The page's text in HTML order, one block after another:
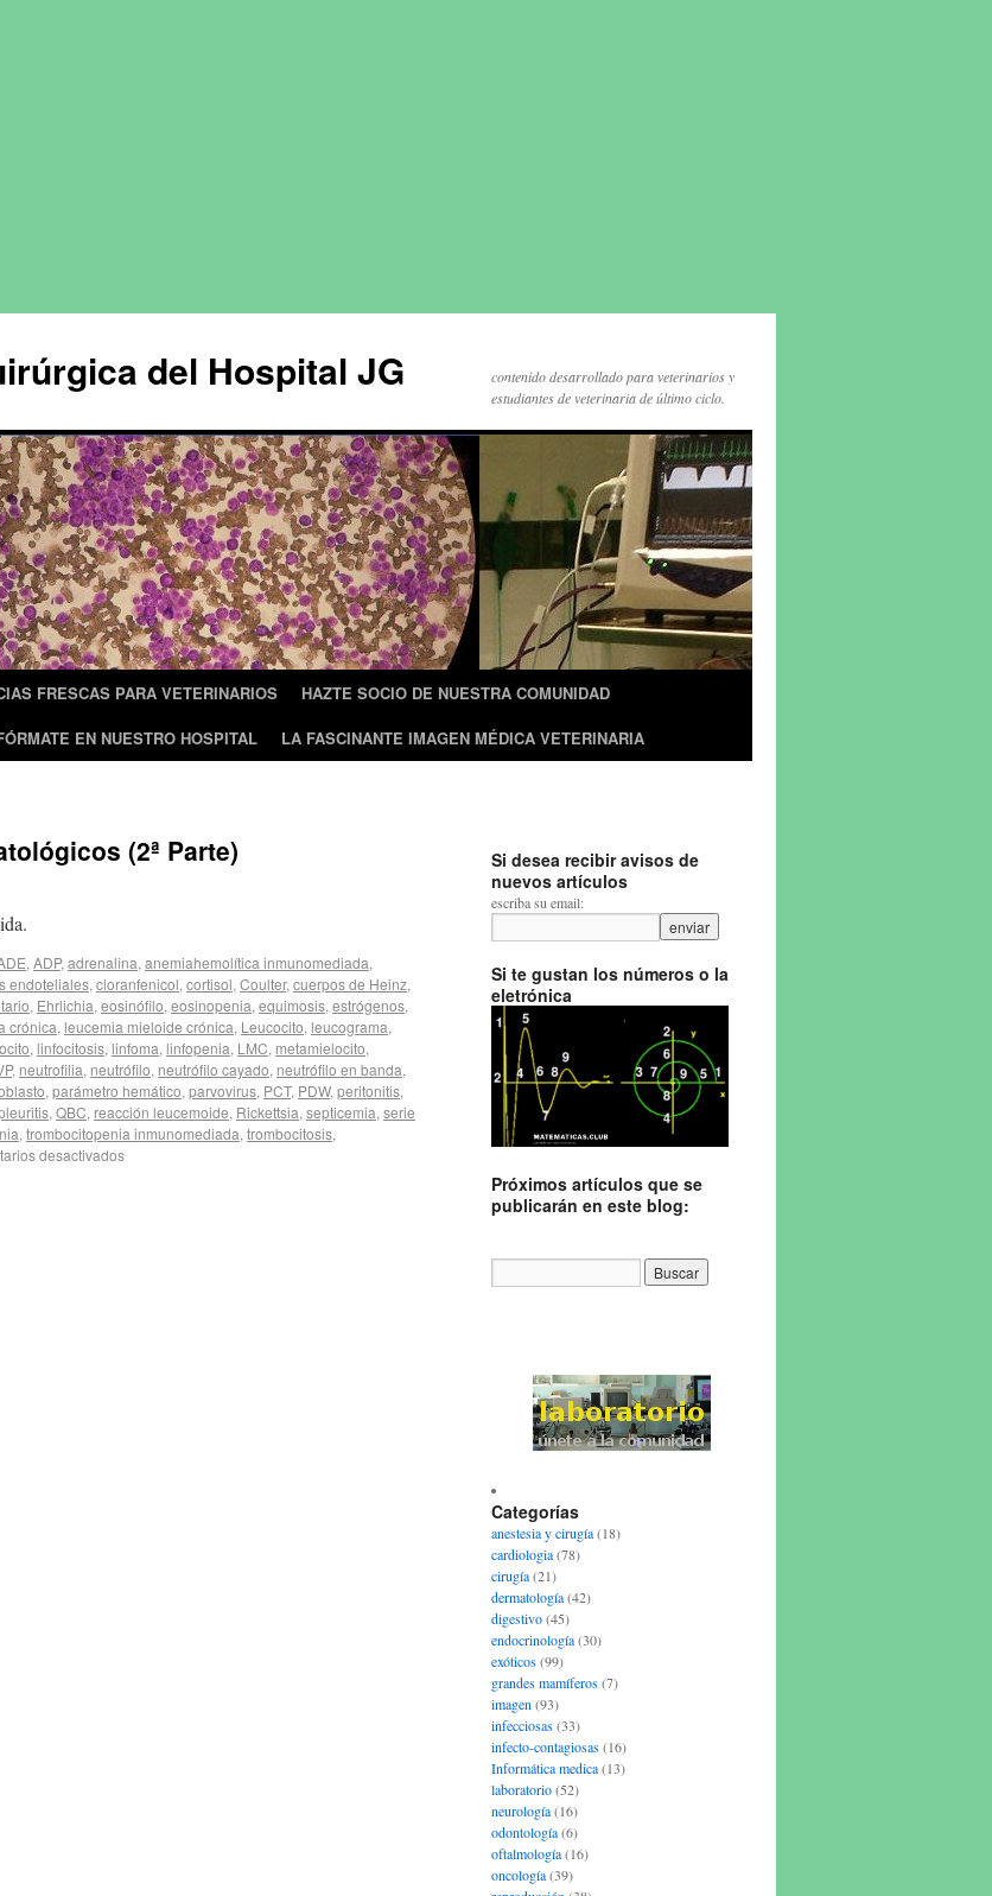
del Hospital JG
contenido desarrollado para veterinarios y
estudiantes de veterinaria de último ciclo.
FRESCAS PARA VETERINARIOS
HAZTE SOCIO DE NUESTRA COMUNIDAD
EN NUESTRO HOSPITAL LA FASCINANTE IMAGEN MÉDICA VETERINARIA
(2ª Parte)
, ADP, adrenalina, anemiahemolítica inmunomediada,
endoteliales, cloranfenicol, cortisol, Coulter, cuerpos de Heinz,
, Ehrlichia, eosinófilo, eosinopenia, equimosis, estrógenos,
crónica, leucemia mieloide crónica, Leucocito, leucograma,
, linfocitosis, linfoma, linfopenia, LMC, metamielocito,
, neutrofilia, neutrófilo, neutrófilo cayado, neutrófilo en banda,
, parámetro hemático, parvovirus, PCT, PDW, peritonitis,
, QBC, reacción leucemoide, Rickettsia, septicemia, serie
, trombocitopenia inmunomediada, trombocitosis,
desactivados
Si desea recibir avisos de
nuevos artículos
escriba su email:
Si te gustan los números o la
eletrónica
Próximos artículos que se
publicarán en este blog:
Categorías
anestesia y cirugía(18)
cardiologia(78)
cirugía(21)
dermatología(42)
digestivo(45)
endocrinología(30)
exóticos(99)
grandes mamíferos(7)
imagen (93)
infecciosas(33)
infecto-contagiosas(16)
Informática medica(13)
laboratorio(52)
neurología(16)
odontología(6)
oftalmología(16)
oncología(39)